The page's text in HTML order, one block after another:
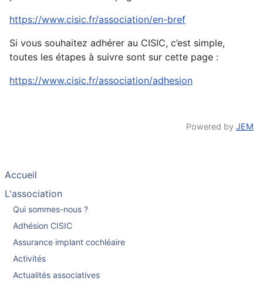
https://www.cisic.fr/association/en-bref
Si vous souhaitez adhérer au CISIC, c’est simple,
toutes les étapes à suivre sont sur cette page :
https://www.cisic.fr/association/adhesion
Powered by JEM
Accueil
L'association
Qui sommes-nous ?
Adhésion CISIC
Assurance implant cochléaire
Activités
Actualités associatives